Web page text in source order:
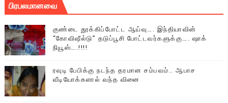
பிரபலமானவை
குண்டை தூக்கிப்போட்ட ஆய்வு…. இந்தியாவின்
“கோவிஷீல்டு” தடுப்பூசி போட்டவர்களுக்கு…. ஷாக்
நியூஸ்….!!!!
ரவுடி பேபிக்கு நடந்த தரமான சம்பவம்.. ஆபாச
வீடியோக்களால் வந்த வினை